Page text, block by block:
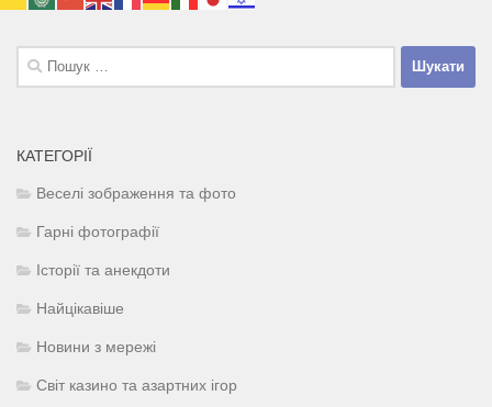
Пошук:
КАТЕГОРІЇ
Веселі зображення та фото
Гарні фотографії
Історії та анекдоти
Найцікавіше
Новини з мережі
Світ казино та азартних ігор